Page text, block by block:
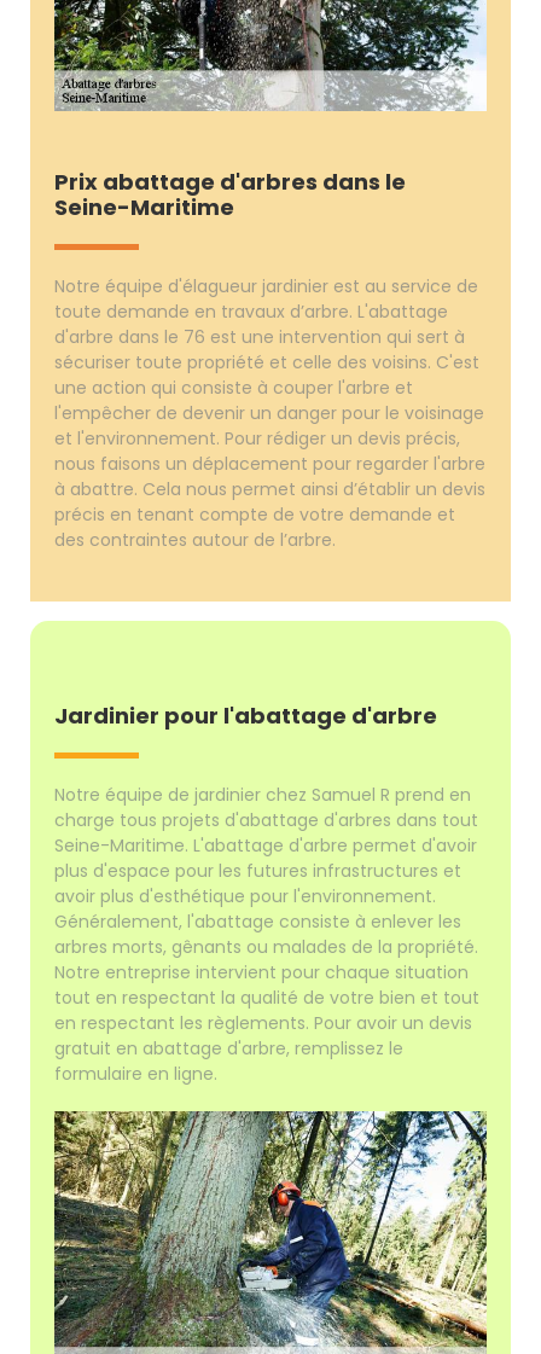
Prix abattage d'arbres dans le
Seine-Maritime
Notre équipe d'élagueur jardinier est au service de
toute demande en travaux d’arbre. L'abattage
d'arbre dans le 76 est une intervention qui sert à
sécuriser toute propriété et celle des voisins. C'est
une action qui consiste à couper l'arbre et
l'empêcher de devenir un danger pour le voisinage
et l'environnement. Pour rédiger un devis précis,
nous faisons un déplacement pour regarder l'arbre
à abattre. Cela nous permet ainsi d’établir un devis
précis en tenant compte de votre demande et
des contraintes autour de l’arbre.
Jardinier pour l'abattage d'arbre
Notre équipe de jardinier chez Samuel R prend en
charge tous projets d'abattage d'arbres dans tout
Seine-Maritime. L'abattage d'arbre permet d'avoir
plus d'espace pour les futures infrastructures et
avoir plus d'esthétique pour l'environnement.
Généralement, l'abattage consiste à enlever les
arbres morts, gênants ou malades de la propriété.
Notre entreprise intervient pour chaque situation
tout en respectant la qualité de votre bien et tout
en respectant les règlements. Pour avoir un devis
gratuit en abattage d'arbre, remplissez le
formulaire en ligne.